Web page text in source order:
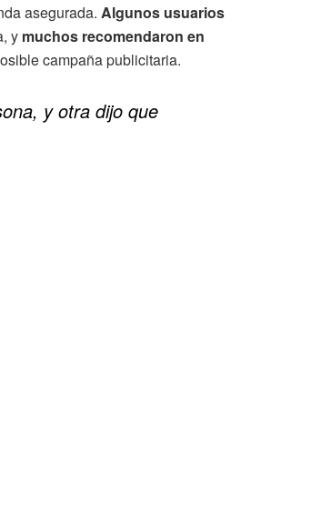
asegurada. Algunos usuarios
y muchos recomendaron en
campaña publicitaria.
y otra dijo que